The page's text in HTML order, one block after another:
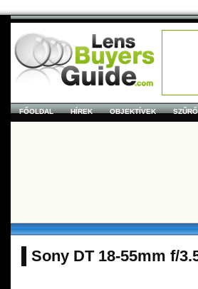
FŐOLDAL HÍREK OBJEKTÍVEK
Sony DT 18-55mm f/